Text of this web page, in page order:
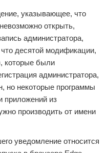
указывающее, что
открыть,
администратора,
десятой модификации,
которые были
администратора,
но некоторые программы
приложений из
производить от имени
уведомление относится